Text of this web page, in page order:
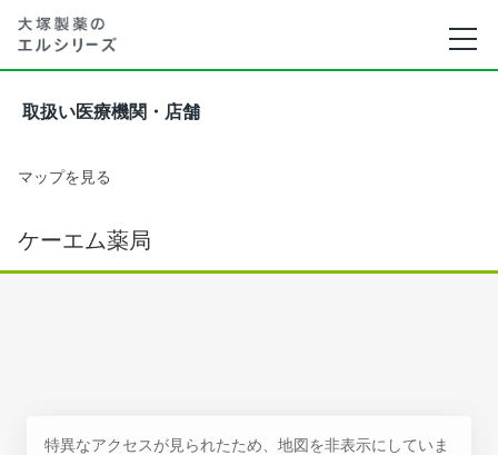
取扱い医療機関・店舗
マップを見る
ケーエム薬局
特異なアクセスが見られたため、地図を非表示にしていま